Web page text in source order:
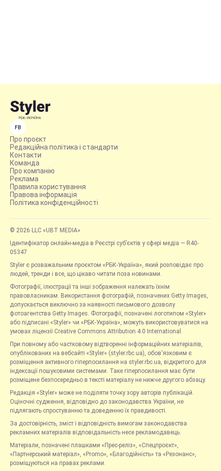
FB
Про проєкт
Редакційна політика і стандарти
Контакти
Команда
Про компанію
Реклама
Правила користування
Правова інформація
Політика конфіденційності
© 2026 LLC «UBT MEDIA»
Ідентифікатор онлайн-медіа в Реєстрі суб’єктів у сфері медіа — R40-
05347
Styler є розважальним проєктом «РБК-Україна», який розповідає про
людей, тренди і все, що цікаво читати поза новинами.
Фотографії, ілюстрації та інші зображення належать їхнім
правовласникам. Використання фотографій, позначених Getty Images,
допускається виключно за наявності письмового дозволу
фотоагентства Getty Images. Фотографії, позначені логотипом «Styler»
або підписані «Styler» чи «РБК-Україна», можуть використовуватися на
умовах ліцензії Creative Commons Attribution 4.0 International.
При повному або частковому відтворенні інформаційних матеріалів,
опублікованих на вебсайті «Styler» (styler.rbc.ua), обов'язковим є
розміщення активного гіперпосилання на styler.rbc.ua, відкритого для
індексації пошуковими системами. Таке гіперпосилання має бути
розміщене безпосередньо в тексті матеріалу не нижче другого абзацу.
Редакція «Styler» може не поділяти точку зору авторів публікацій.
Оціночні судження, відповідно до законодавства України, не
підлягають спростуванню та доведенню їх правдивості.
За достовірність, зміст і відповідність вимогам законодавства
рекламних матеріалів відповідальність несе рекламодавець.
Матеріали, позначені плашками «Прес-реліз», «Спецпроєкт»,
«Партнерський матеріал», «Promo», «Благодійність» та «Резонанс»,
розміщуються на правах реклами.